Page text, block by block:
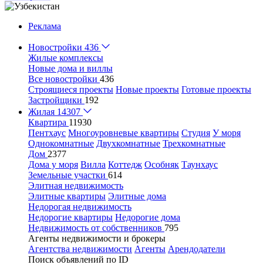
Реклама
Новостройки 436
Жилые комплексы
Новые дома и виллы
Все новостройки 436
Строящиеся проекты Новые проекты Готовые проекты
Застройщики 192
Жилая 14307
Квартира 11930
Пентхаус Многоуровневые квартиры Студия У моря
Однокомнатные Двухкомнатные Трехкомнатные
Дом 2377
Дома у моря Вилла Коттедж Особняк Таунхаус
Земельные участки 614
Элитная недвижимость
Элитные квартиры Элитные дома
Недорогая недвижимость
Недорогие квартиры Недорогие дома
Недвижимость от собственников 795
Агенты недвижимости и брокеры
Агентства недвижимости Агенты Арендодатели
Поиск объявлений по ID